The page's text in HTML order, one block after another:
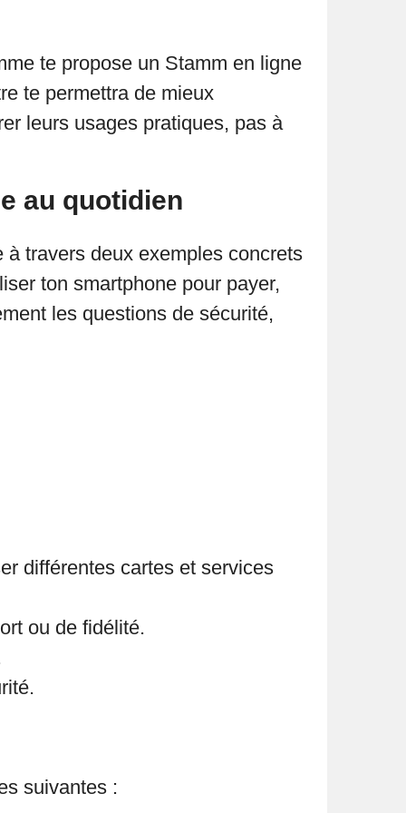
te propose un Stamm en ligne
te permettra de mieux
leurs usages pratiques, pas à
au quotidien
travers deux exemples concrets
ton smartphone pour payer,
les questions de sécurité,
différentes cartes et services
ou de fidélité.
suivantes :